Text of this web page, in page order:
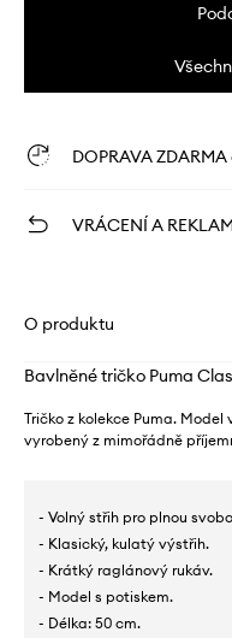
DOPRAVA ZDARMA
VRÁCENÍ A
O produktu
Bavlněné tričko Puma
Tričko z kolekce Puma.
vyrobený z mimořádně
- Volný střih pro plnou
- Klasický, kulatý výstřih.
- Krátký raglánový rukáv.
- Model s potiskem.
- Délka: 50 cm.